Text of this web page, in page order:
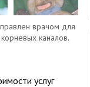
врачом для
каналов.
услуг